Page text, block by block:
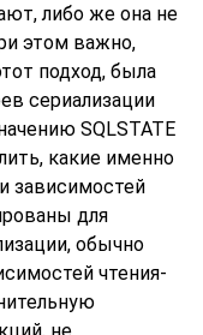
либо же она не
этом важно,
подход, была
сериализации
SQLSTATE
какие именно
зависимостей
для
обычно
чтения-